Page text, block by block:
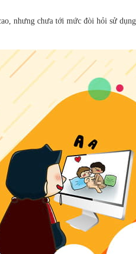
nhưng chưa tới mức đòi hỏi sử dụng